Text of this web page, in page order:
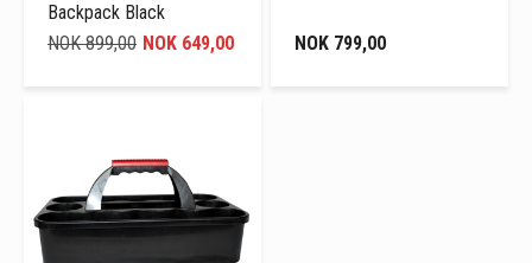
Backpack Black
NOK 649,00
NOK 899,00 NOK 799,00